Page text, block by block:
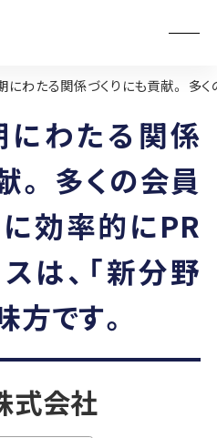
にわたる関係づくりにも貢献。 多
にわたる関係
。 多くの会員
効率的にPR
は、「新分野
方です。
式会社